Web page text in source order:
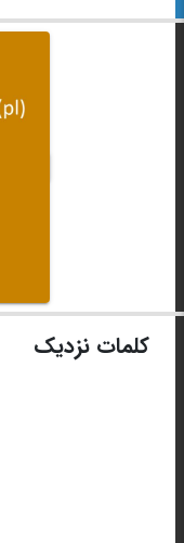
کلمات نزدیک